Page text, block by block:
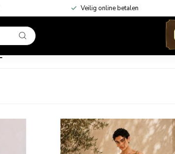
Veilig online betalen
KLEDING ACCESSOIRES